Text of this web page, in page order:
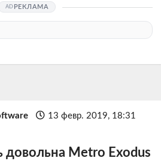
РЕКЛАМА
13 февр. 2019, 18:31
довольна Metro Exodus